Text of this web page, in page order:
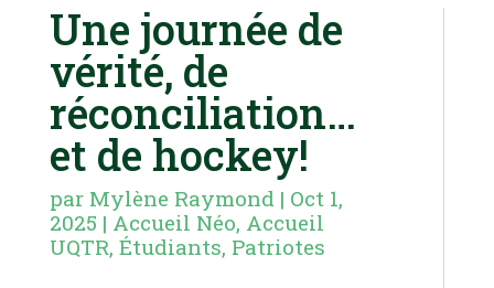
Une journée de
vérité, de
réconciliation…
et de hockey!
par Mylène Raymond | Oct 1,
2025 | Accueil Néo, Accueil
UQTR, Étudiants, Patriotes